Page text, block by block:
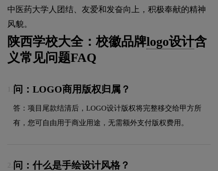
中医药大学人团结、友爱和发奋向上，积极奉献的精神
风貌。
陕西学校大全：校徽品牌logo设计含
义常见问题FAQ
问：LOGO商用版权归属？
答：项目尾款结清后，LOGO设计版权将完整移交给甲方所
有，您可自由用于商业用途，无需额外支付版权费用。
2. 问：什么是手绘设计风格？